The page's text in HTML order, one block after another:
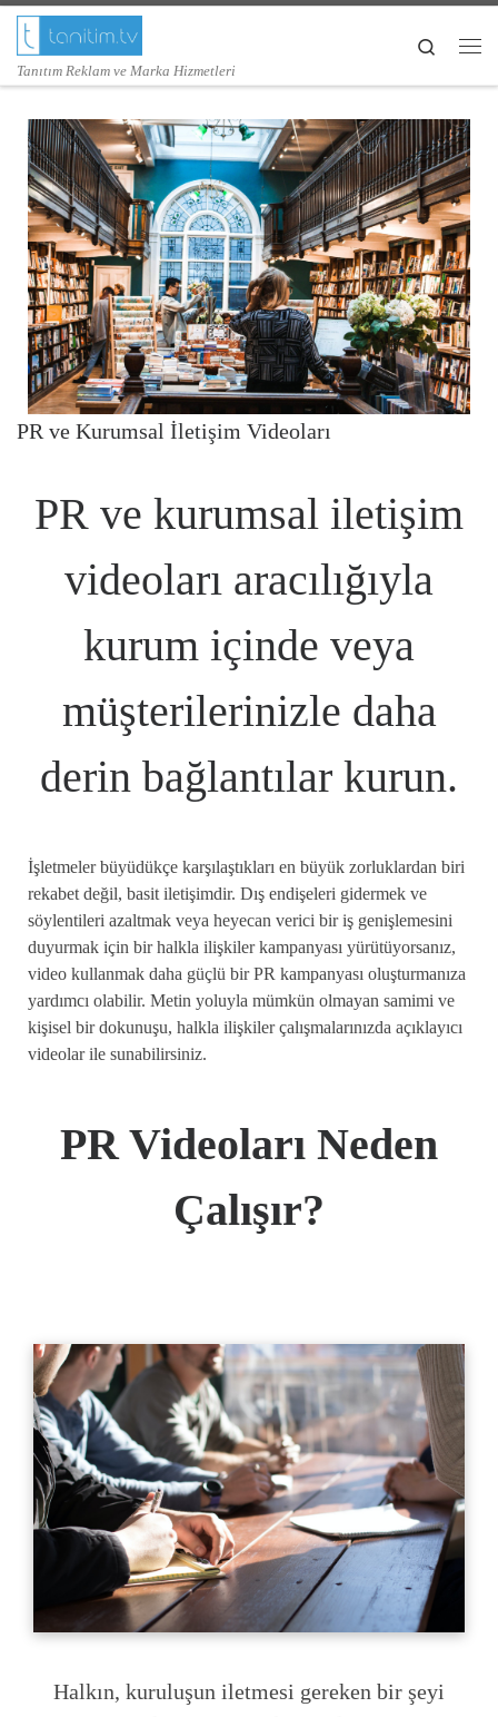
Skip to content
Tanıtım Reklam ve Marka Hizmetleri
Search
PR ve Kurumsal İletişim Videoları
PR ve kurumsal iletişim
videoları aracılığıyla
kurum içinde veya
müşterilerinizle daha
derin bağlantılar kurun.
İşletmeler büyüdükçe karşılaştıkları en büyük zorluklardan biri
rekabet değil, basit iletişimdir. Dış endişeleri gidermek ve
söylentileri azaltmak veya heyecan verici bir iş genişlemesini
duyurmak için bir halkla ilişkiler kampanyası yürütüyorsanız,
video kullanmak daha güçlü bir PR kampanyası oluşturmanıza
yardımcı olabilir. Metin yoluyla mümkün olmayan samimi ve
kişisel bir dokunuşu, halkla ilişkiler çalışmalarınızda açıklayıcı
videolar ile sunabilirsiniz.
PR Videoları Neden
Çalışır?
Halkın, kuruluşun iletmesi gereken bir şeyi